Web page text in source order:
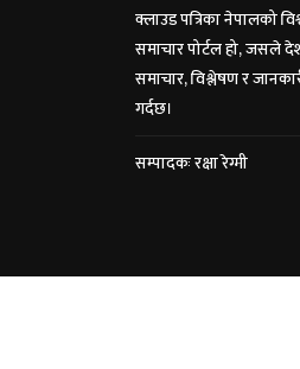
क्लाउड पत्रिका नेपालको
समाचार पोर्टल हो, जसले
समाचार, विश्लेषण र
गर्दछ।
सम्पादकः रक्षा रेग्मी